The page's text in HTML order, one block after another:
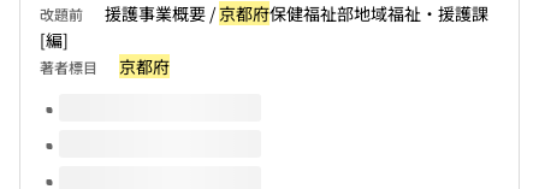
改題前 援護事業概要 /京都府保健福祉部地域福祉・援護課
[編]
著者標目 京都府
このタイトルの巻号